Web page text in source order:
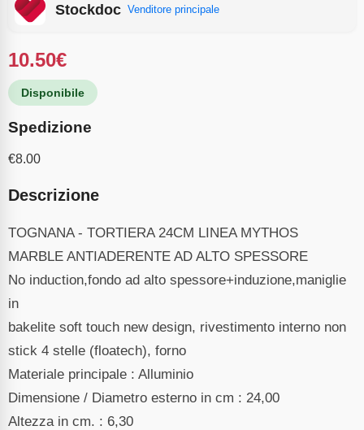
Stockdoc Venditore principale
10.50€
Disponibile
Spedizione
€8.00
Descrizione
TOGNANA - TORTIERA 24CM LINEA MYTHOS
MARBLE ANTIADERENTE AD ALTO SPESSORE
No induction,fondo ad alto spessore+induzione,maniglie
in
bakelite soft touch new design, rivestimento interno non
stick 4 stelle (floatech), forno
Materiale principale : Alluminio
Dimensione / Diametro esterno in cm : 24,00
Altezza in cm. : 6,30